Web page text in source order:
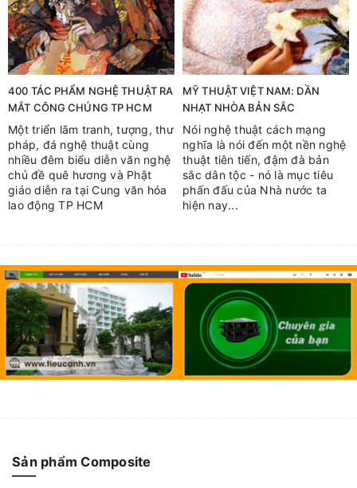
400 TÁC PHẨM NGHỆ THUẬT RA
MẮT CÔNG CHÚNG TP HCM
Một triển lãm tranh, tượng, thư
pháp, đá nghệ thuật cùng
nhiều đêm biểu diễn văn nghệ
chủ đề quê hương và Phật
giáo diễn ra tại Cung văn hóa
lao động TP HCM
MỸ THUẬT VIỆT NAM: DẦN
NHẠT NHÒA BẢN SẮC
Nói nghệ thuật cách mạng
nghĩa là nói đến một nền nghệ
thuật tiên tiến, đậm đà bản
sắc dân tộc - nó là mục tiêu
phấn đấu của Nhà nước ta
hiện nay...
Sản phẩm Composite